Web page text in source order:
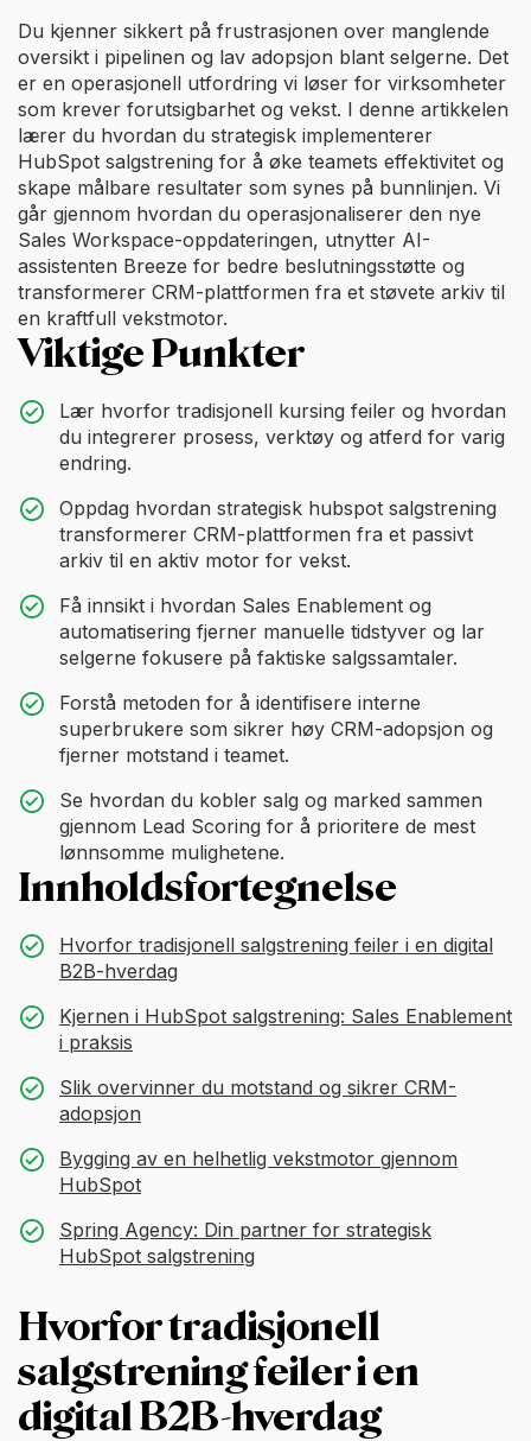
Du kjenner sikkert på frustrasjonen over manglende
oversikt i pipelinen og lav adopsjon blant selgerne. Det
er en operasjonell utfordring vi løser for virksomheter
som krever forutsigbarhet og vekst. I denne artikkelen
lærer du hvordan du strategisk implementerer
HubSpot salgstrening for å øke teamets effektivitet og
skape målbare resultater som synes på bunnlinjen. Vi
går gjennom hvordan du operasjonaliserer den nye
Sales Workspace-oppdateringen, utnytter AI-
assistenten Breeze for bedre beslutningsstøtte og
transformerer CRM-plattformen fra et støvete arkiv til
en kraftfull vekstmotor.
Viktige Punkter
Lær hvorfor tradisjonell kursing feiler og hvordan
du integrerer prosess, verktøy og atferd for varig
endring.
Oppdag hvordan strategisk hubspot salgstrening
transformerer CRM-plattformen fra et passivt
arkiv til en aktiv motor for vekst.
Få innsikt i hvordan Sales Enablement og
automatisering fjerner manuelle tidstyver og lar
selgerne fokusere på faktiske salgssamtaler.
Forstå metoden for å identifisere interne
superbrukere som sikrer høy CRM-adopsjon og
fjerner motstand i teamet.
Se hvordan du kobler salg og marked sammen
gjennom Lead Scoring for å prioritere de mest
lønnsomme mulighetene.
Innholdsfortegnelse
Hvorfor tradisjonell salgstrening feiler i en digital
B2B-hverdag
Kjernen i HubSpot salgstrening: Sales Enablement
i praksis
Slik overvinner du motstand og sikrer CRM-
adopsjon
Bygging av en helhetlig vekstmotor gjennom
HubSpot
Spring Agency: Din partner for strategisk
HubSpot salgstrening
Hvorfor tradisjonell
salgstrening feiler i en
digital B2B-hverdag